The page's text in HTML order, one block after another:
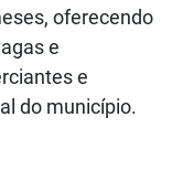
oferecendo
e
e
do município.